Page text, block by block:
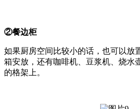
②餐边柜
如果厨房空间比较小的话，也可以放
箱安放，还有咖啡机、豆浆机、烧水
的格架上。